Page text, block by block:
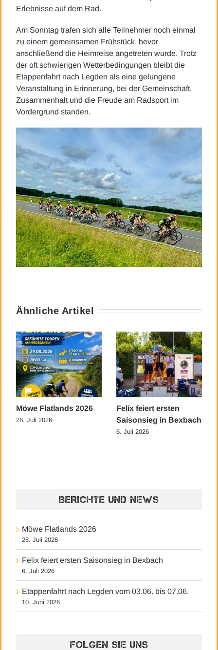
Erlebnisse auf dem Rad.
Am Sonntag trafen sich alle Teilnehmer noch einmal
zu einem gemeinsamen Frühstück, bevor
anschließend die Heimreise angetreten wurde. Trotz
der oft schwierigen Wetterbedingungen bleibt die
Etappenfahrt nach Legden als eine gelungene
Veranstaltung in Erinnerung, bei der Gemeinschaft,
Zusammenhalt und die Freude am Radsport im
Vordergrund standen.
Ähnliche Artikel
Möwe Flatlands 2026
28. Juli 2026
Felix feiert ersten
Saisonsieg in Bexbach
6. Juli 2026
BERICHTE UND NEWS
Möwe Flatlands 2026
28. Juli 2026
Felix feiert ersten Saisonsieg in Bexbach
6. Juli 2026
Etappenfahrt nach Legden vom 03.06. bis 07.06.
10. Juni 2026
FOLGEN SIE UNS